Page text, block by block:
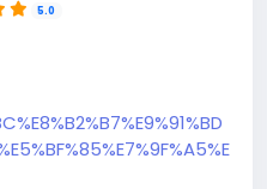
5.0